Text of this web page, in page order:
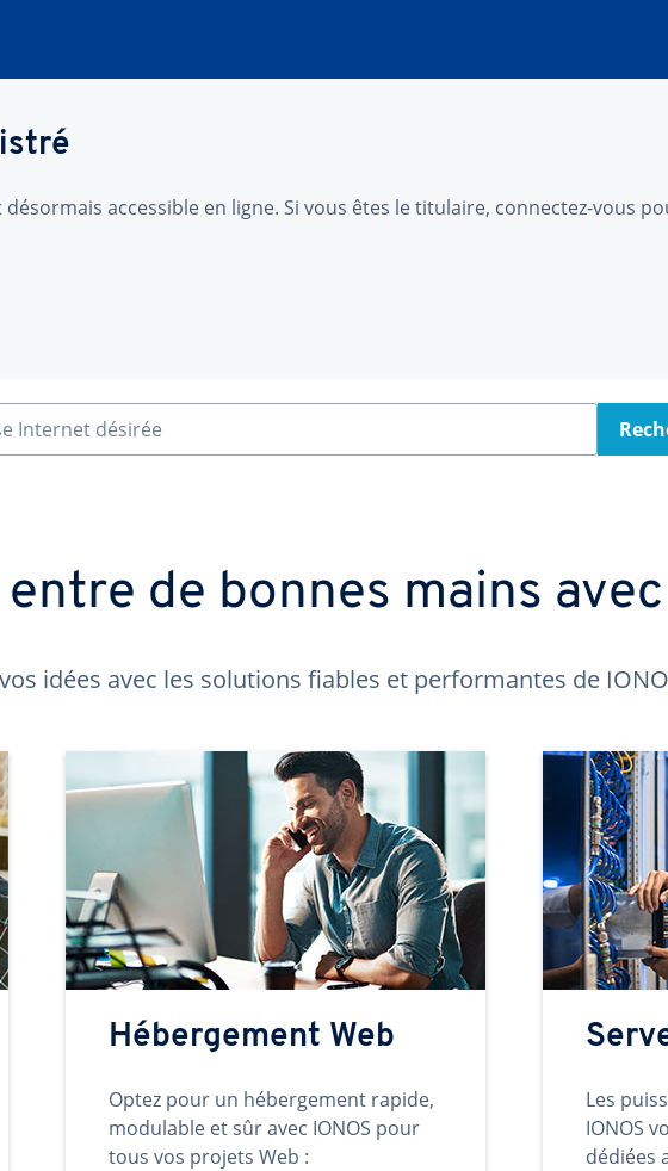
accessible en ligne. Si vous êtes le titulaire, connectez-vous
Internet désirée
de bonnes mains avec
idées avec les solutions fiables et performantes de
Hébergement Web
Optez pour un hébergement rapide,
modulable et sûr avec IONOS pour
tous vos projets Web :
Les
IONOS
dédiées